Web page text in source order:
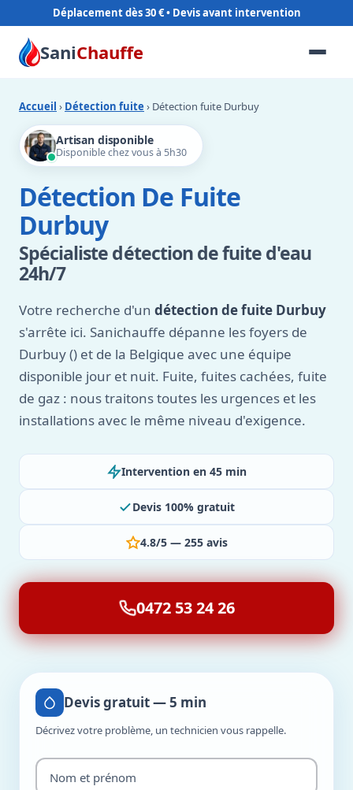
Déplacement dès 30 €
SaniChauffe
Accueil › Détection fuite › Détection fuite Durbuy
Artisan disponible
Disponible chez vous à 5h30
Détection De Fuite
Durbuy
Spécialiste détection de fuite d'eau
24h/7
Votre recherche d'un détection de fuite Durbuy
s'arrête ici. Sanichauffe dépanne les foyers de
Durbuy () et de la Belgique avec une équipe
disponible jour et nuit. Fuite, fuites cachées, fuite
de gaz : nous traitons toutes les urgences et les
installations avec le même niveau d'exigence.
Intervention en 45 min
Devis 100% gratuit
4.8/5 — 255 avis
0472 53 24 26
Devis gratuit — 5 min
Décrivez votre problème, un technicien vous rappelle.